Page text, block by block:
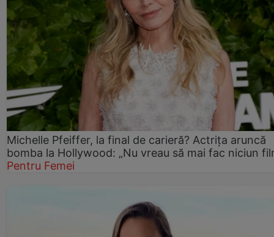
Michelle Pfeiffer, la final de carieră? Actrița aruncă
bomba la Hollywood: „Nu vreau să mai fac niciun
Pentru Femei